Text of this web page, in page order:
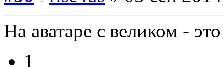
На аватаре с великом -
1